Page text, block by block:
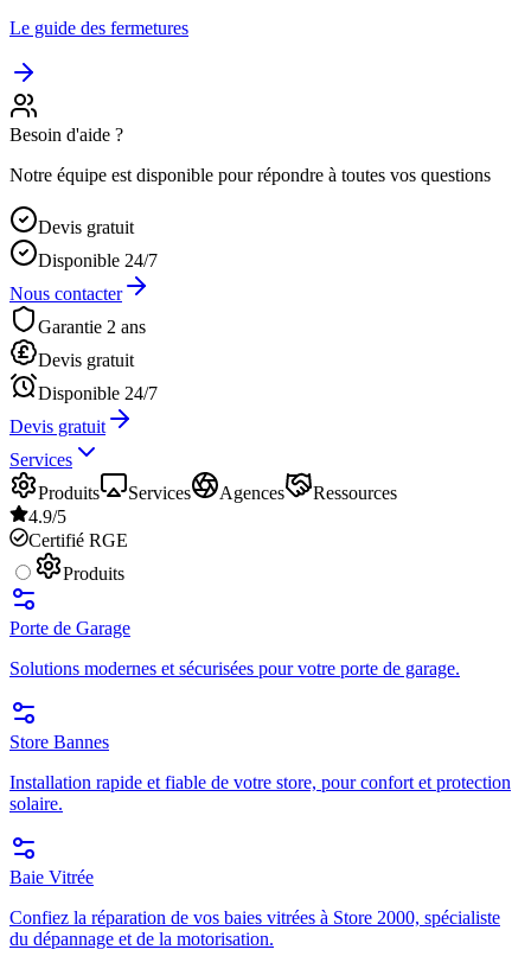
Le guide des fermetures
Besoin d'aide ?
Notre équipe est disponible pour répondre à toutes vos questions
Devis gratuit
Disponible 24/7
Nous contacter
Garantie 2 ans
Devis gratuit
Disponible 24/7
Devis gratuit
Services
Produits
Services Agences
Ressources
4.9/5
Certifié RGE
Produits
Porte de Garage
Solutions modernes et sécurisées pour votre porte de garage.
Store Bannes
Installation rapide et fiable de votre store, pour confort et protection
solaire.
Baie Vitrée
Confiez la réparation de vos baies vitrées à Store 2000, spécialiste
du dépannage et de la motorisation.